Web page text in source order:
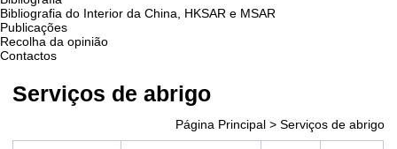
Bibliografia do Interior da China, HKSAR e MSAR
Publicações
Recolha da opinião
Contactos
Serviços de abrigo
Página Principal> Serviços de abrigo